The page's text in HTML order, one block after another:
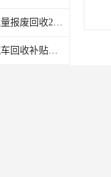
保定多台车辆批量报废回收2026补贴政策
2026保定报废汽车回收补贴申领常见问题汇总